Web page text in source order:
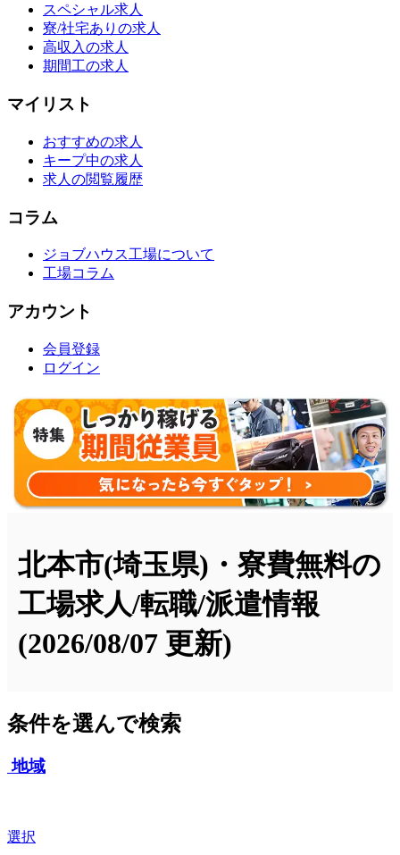
スペシャル求人
寮/社宅ありの求人
高収入の求人
期間工の求人
マイリスト
おすすめの求人
キープ中の求人
求人の閲覧履歴
コラム
ジョブハウス工場について
工場コラム
アカウント
会員登録
ログイン
北本市(埼玉県)・寮費無料の
工場求人/転職/派遣情報
(2026/08/07 更新)
条件を選んで検索
地域
選択